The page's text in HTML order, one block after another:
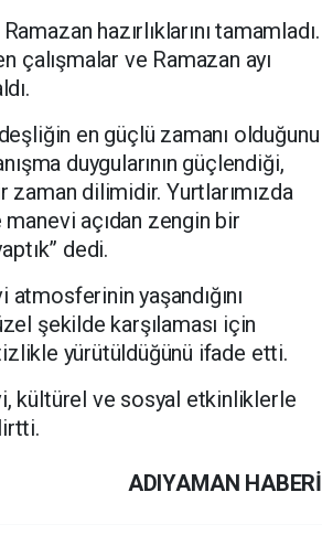
hazırlıklarını tamamladı.
ve Ramazan ayı
en güçlü zamanı olduğunu
duygularının güçlendiği,
dilimidir. Yurtlarımızda
açıdan zengin bir
dedi.
yaşandığını
şekilde karşılaması için
yürütüldüğünü ifade etti.
kültürel ve sosyal etkinliklerle
ADIYAMAN HABERİ